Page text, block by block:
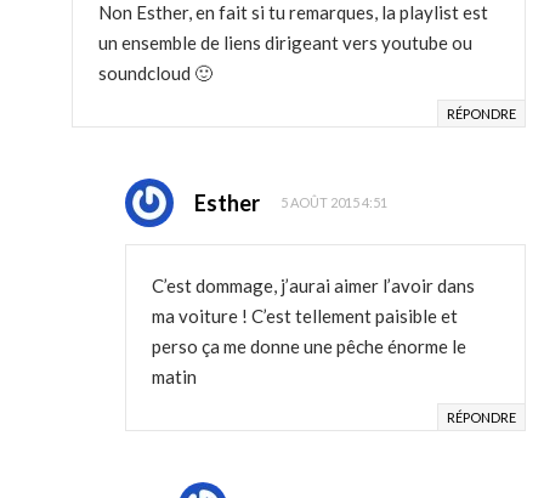
Non Esther, en fait si tu remarques, la playlist est
un ensemble de liens dirigeant vers youtube ou
soundcloud 🙂
RÉPONDRE
Esther 5 AOÛT 2015 4:51
C’est dommage, j’aurai aimer l’avoir dans
ma voiture ! C’est tellement paisible et
perso ça me donne une pêche énorme le
matin
RÉPONDRE